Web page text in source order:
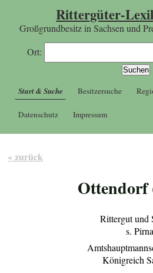
Rittergüter-
Großgrundbesitz in Sachsen und
Ort:
Start & Suche Besitzersuche
Datenschutz Impressum
« zurück
Ottendorf
Rittergut und
s. Pirna
Königreich